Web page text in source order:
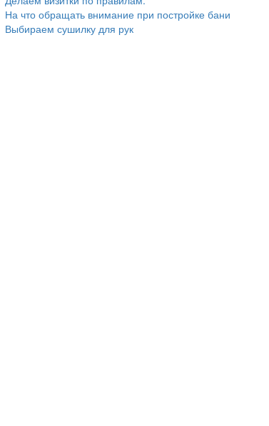
На что обращать внимание при постройке бани
Выбираем сушилку для рук